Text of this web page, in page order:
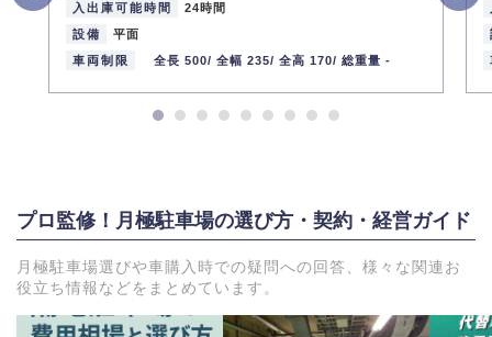
入出庫可能時間
24時間
設備
平面
車両制限
全長 500/ 全幅 235/ 全高 170/ 総重量 -
プロ監修！月極駐車場の選び方・契約・経営ガイド
月極駐車場選びや車購入時での疑問への回答、様々な関連お
役立ち情報などをまとめています。